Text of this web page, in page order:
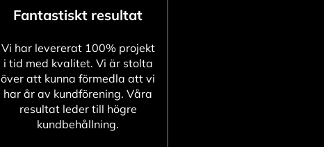
Fantastiskt resultat
Vi har levererat 100% projekt
i tid med kvalitet. Vi är stolta
över att kunna förmedla att vi
har år av kundförening. Våra
resultat leder till högre
kundbehållning.